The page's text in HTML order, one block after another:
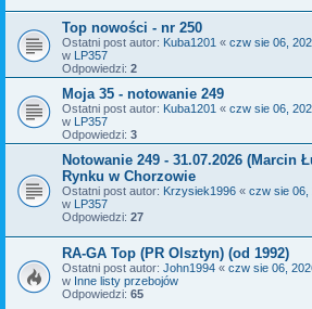
Top nowości - nr 250
Ostatni post autor: Kuba1201 « czw sie 06,
w LP357
Odpowiedzi: 2
Moja 35 - notowanie 249
Ostatni post autor: Kuba1201 « czw sie 06,
w LP357
Odpowiedzi: 3
Notowanie 249 - 31.07.2026 (Marcin
Rynku w Chorzowie
Ostatni post autor: Krzysiek1996 « czw sie 06,
w LP357
Odpowiedzi: 27
RA-GA Top (PR Olsztyn) (od 1992)
Ostatni post autor: John1994 « czw sie 06,
w Inne listy przebojów
Odpowiedzi: 65